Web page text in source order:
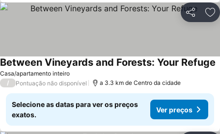
Partilhar
Casa/apartamento inteiro
Between Vineyards and Forests: Your Refuge
/ Pontuação não disponível a 3.3 km de Centro da cidade
Selecione as datas para ver os preços
exatos.
Ver preços